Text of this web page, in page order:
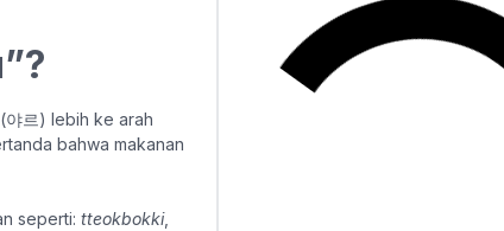
(야르) lebih ke arah
bahwa makanan
seperti: tteokbokki,